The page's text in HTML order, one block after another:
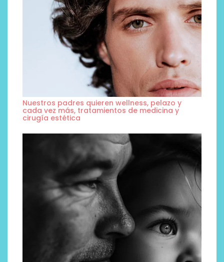
Nuestros padres quieren wellness, pelazo y
cada vez más, tratamientos de medicina y
cirugía estética